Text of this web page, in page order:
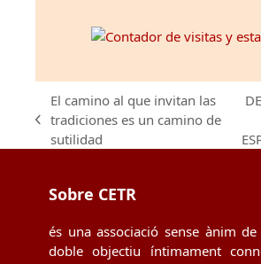
previous
post:
El camino al que invitan las
tradiciones es un camino de
sutilidad
Sobre CETR
és una associació sense ànim
doble objectiu íntimament